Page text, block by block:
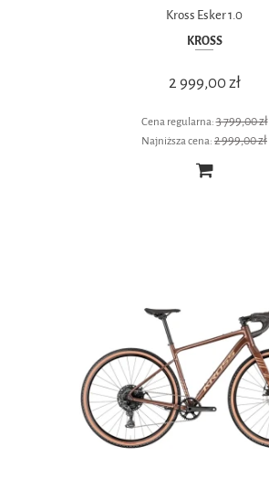
Kross Esker 1.0
KROSS
2 999,00 zł
Cena regularna:3 799,00 zł
Najniższa cena:2 999,00 zł